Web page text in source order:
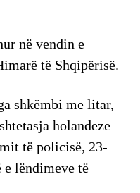
në vendin e
të Shqipërisë.
shkëmbi me litar,
holandeze
të policisë, 23-
e lëndimeve të